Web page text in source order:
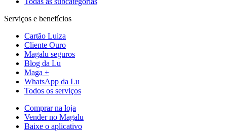
Serviços e benefícios
Cartão Luiza
Cliente Ouro
Magalu seguros
Blog da Lu
Maga +
WhatsApp da Lu
Todos os serviços
Comprar na loja
Vender no Magalu
Baixe o aplicativo